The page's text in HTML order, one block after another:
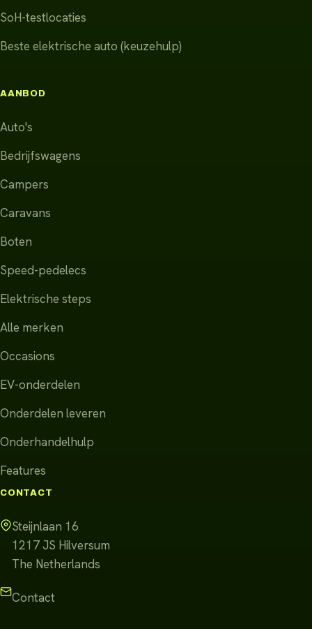
SoH-testlocaties
Beste elektrische auto (keuzehulp)
AANBOD
Auto's
Bedrijfswagens
Campers
Caravans
Boten
Speed-pedelecs
Elektrische steps
Alle merken
Occasions
EV-onderdelen
Onderdelen leveren
Onderhandelhulp
Features
CONTACT
Steijnlaan 16
1217 JS Hilversum
The Netherlands
Contact